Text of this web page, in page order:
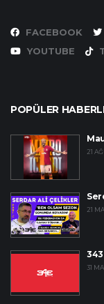
FACEBOOK
YOUTUBE
POPÜLER
21
21
31